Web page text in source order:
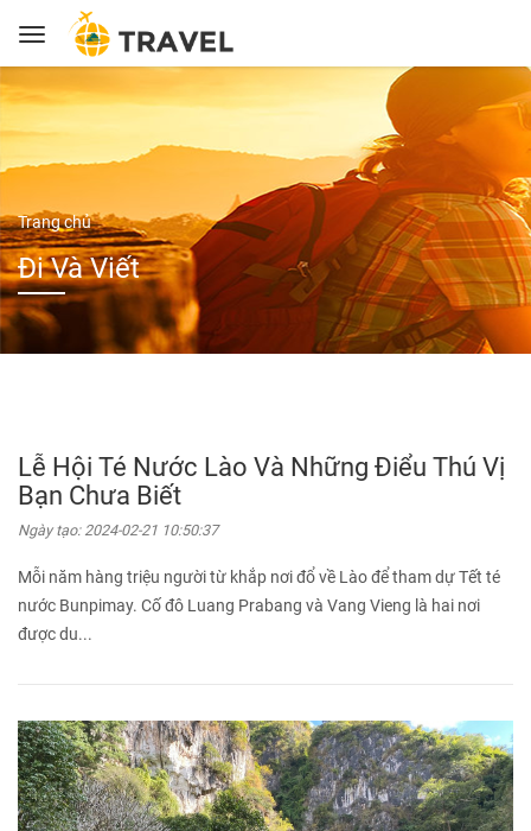
Trang chủ
Đi Và Viết
Lễ Hội Té Nước Lào Và Những Điểu Thú Vị
Bạn Chưa Biết
Ngày tạo: 2024-02-21 10:50:37
Mỗi năm hàng triệu người từ khắp nơi đổ về Lào để tham dự Tết té
nước Bunpimay. Cố đô Luang Prabang và Vang Vieng là hai nơi
được du...